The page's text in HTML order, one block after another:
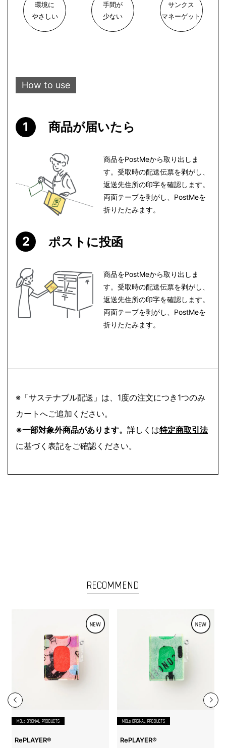
環境に
やさしい
手間が
少ない
サンクス
マネーゲット
How to use
商品が届いたら
商品をPostMeから取り出しま
す。受取時の配送伝票を剥がし、
返送先住所の印字を確認します。
両面テープを剥がし、PostMeを
折りたたみます。
ポストに投函
商品をPostMeから取り出しま
す。受取時の配送伝票を剥がし、
返送先住所の印字を確認します。
両面テープを剥がし、PostMeを
折りたたみます。
※「サステナブル配送」は、1度の注文につき1つのみ
カートへご追加ください。
※一部対象外商品があります。 詳しくは特定商取引法
に基づく表記をご確認ください。
RECOMMEND
MOLp ORIGINAL PRODUCTS
RePLAYER®️
MOLp ORIGINAL PRODUCTS
RePLAYER®️